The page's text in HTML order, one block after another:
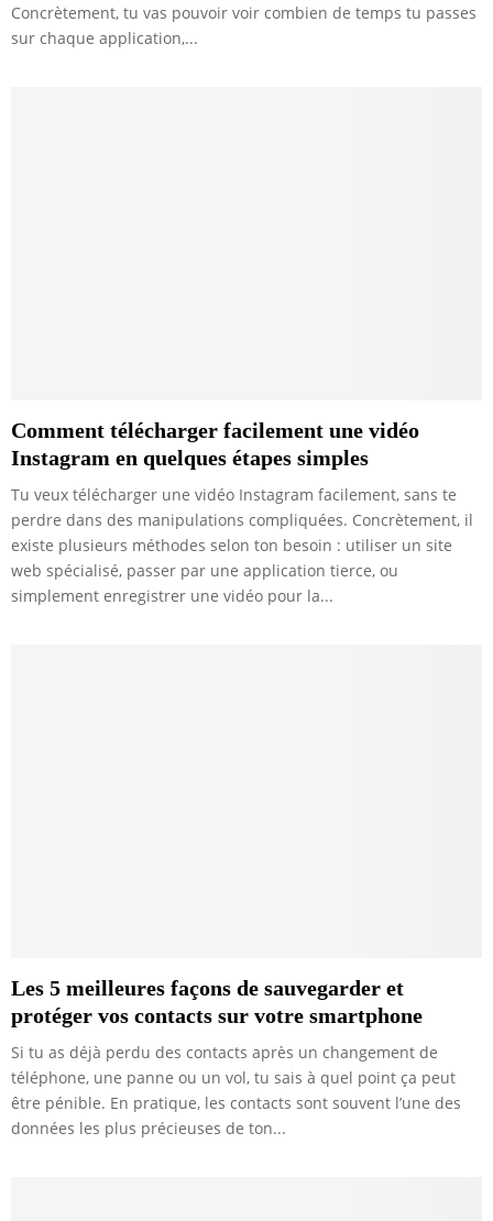
Concrètement, tu vas pouvoir voir combien de temps tu passes
sur chaque application,...
Comment télécharger facilement une vidéo
Instagram en quelques étapes simples
Tu veux télécharger une vidéo Instagram facilement, sans te
perdre dans des manipulations compliquées. Concrètement, il
existe plusieurs méthodes selon ton besoin : utiliser un site
web spécialisé, passer par une application tierce, ou
simplement enregistrer une vidéo pour la...
Les 5 meilleures façons de sauvegarder et
protéger vos contacts sur votre smartphone
Si tu as déjà perdu des contacts après un changement de
téléphone, une panne ou un vol, tu sais à quel point ça peut
être pénible. En pratique, les contacts sont souvent l’une des
données les plus précieuses de ton...